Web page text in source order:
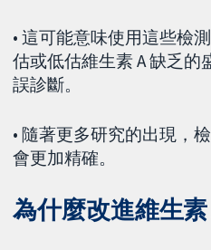
• 這可能意味使用這些檢
估或低估維生素 A 缺乏
誤診斷。
• 隨著更多研究的出現，
會更加精確。
為什麼改進維生素